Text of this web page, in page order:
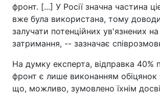
фронт. [...] У Росії значна частина
вже була використана, тому
залучати потенційних ув'язнених на
затримання, -- зазначає
На думку експерта, відправка 40%
фронт є лише виконанням обіцянок
що, можливо, зумовлено їхнім